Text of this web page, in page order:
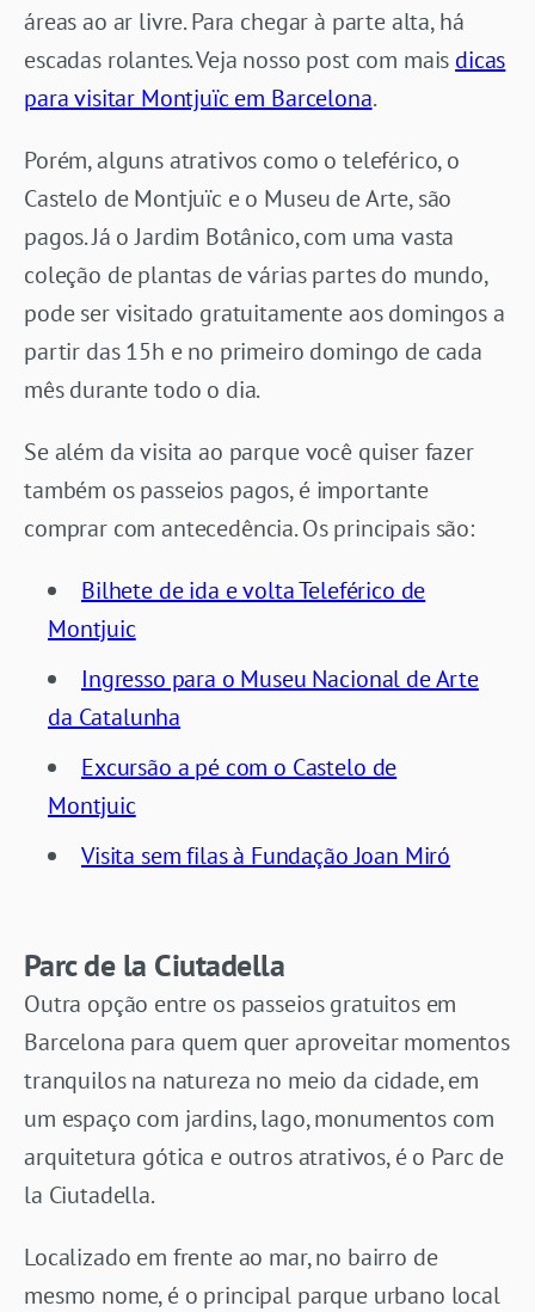
áreas ao ar livre. Para chegar à parte alta, há
escadas rolantes. Veja nosso post com mais dicas
para visitar Montjuïc em Barcelona.
Porém, alguns atrativos como o teleférico, o
Castelo de Montjuïc e o Museu de Arte, são
pagos. Já o Jardim Botânico, com uma vasta
coleção de plantas de várias partes do mundo,
pode ser visitado gratuitamente aos domingos a
partir das 15h e no primeiro domingo de cada
mês durante todo o dia.
Se além da visita ao parque você quiser fazer
também os passeios pagos, é importante
comprar com antecedência. Os principais são:
Bilhete de ida e volta Teleférico de
Montjuic
Ingresso para o Museu Nacional de Arte
da Catalunha
Excursão a pé com o Castelo de
Montjuic
Visita sem filas à Fundação Joan Miró
Parc de la Ciutadella
Outra opção entre os passeios gratuitos em
Barcelona para quem quer aproveitar momentos
tranquilos na natureza no meio da cidade, em
um espaço com jardins, lago, monumentos com
arquitetura gótica e outros atrativos, é o Parc de
la Ciutadella.
Localizado em frente ao mar, no bairro de
mesmo nome, é o principal parque urbano local